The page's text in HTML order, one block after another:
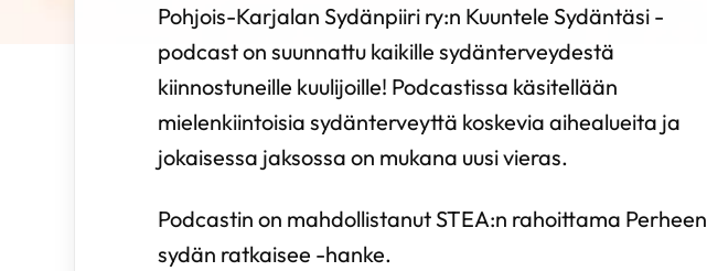
Pohjois-Karjalan Sydänpiiri ry:n Kuuntele Sydäntäsi -
podcast on suunnattu kaikille sydänterveydestä
kiinnostuneille kuulijoille! Podcastissa käsitellään
mielenkiintoisia sydänterveyttä koskevia aihealueita ja
jokaisessa jaksossa on mukana uusi vieras.
Podcastin on mahdollistanut STEA:n rahoittama Perheen
sydän ratkaisee -hanke.